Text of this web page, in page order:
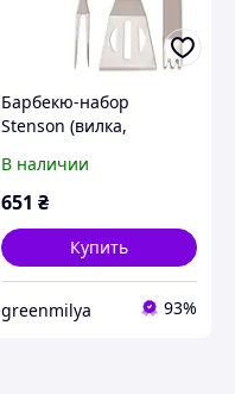
Барбекю-набор
Stenson (вилка,
Артикул MH-0166
В наличии
651 ₴
Купить
greenmilya 93%